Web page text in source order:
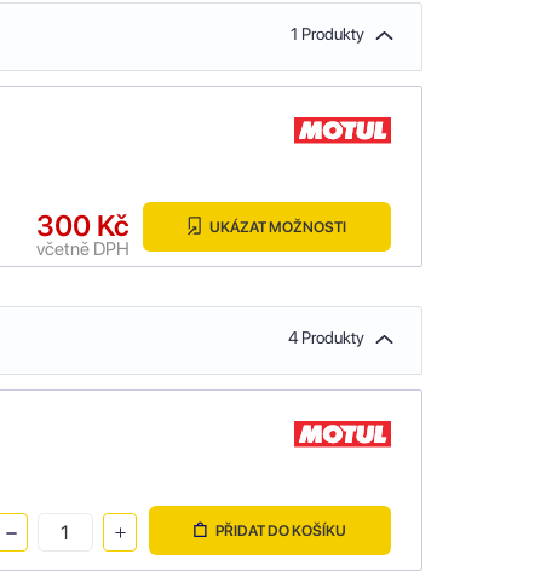
1 Produkty
300 Kč
včetně DPH
UKÁZAT MOŽNOSTI
4 Produkty
PŘIDAT DO KOŠÍKU